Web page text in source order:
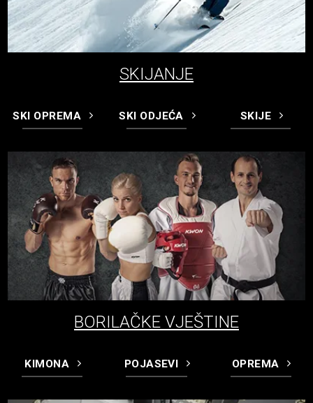
SKIJANJE
SKI OPREMA SKI ODJEĆA SKIJE
BORILAČKE VJEŠTINE
KIMONA POJASEVI OPREMA